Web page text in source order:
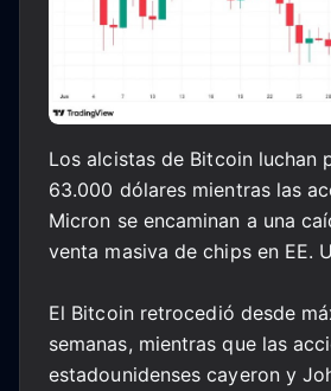
Los alcistas de Bitcoin luchan
63.000 dólares mientras las
Micron se encaminan a una
venta masiva de chips en EE.
El Bitcoin retrocedió desde
semanas, mientras que las
estadounidenses cayeron y